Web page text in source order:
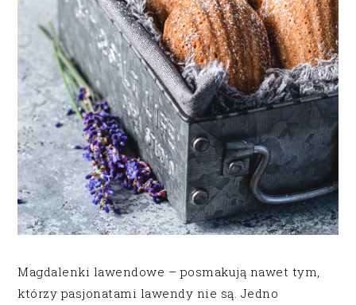
Magdalenki lawendowe – posmakują nawet tym,
którzy pasjonatami lawendy nie są. Jedno